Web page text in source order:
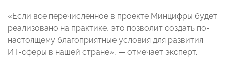
«Если все перечисленное в проекте Минцифры будет
реализовано на практике, это позволит создать по-
настоящему благоприятные условия для развития
ИТ-сферы в нашей стране», — отмечает эксперт.